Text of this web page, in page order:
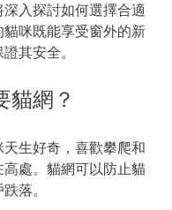
入探討如何選擇合適
咪既能享受窗外的新
其安全。
貓網？
生好奇，喜歡攀爬和
處。貓網可以防止貓
落。